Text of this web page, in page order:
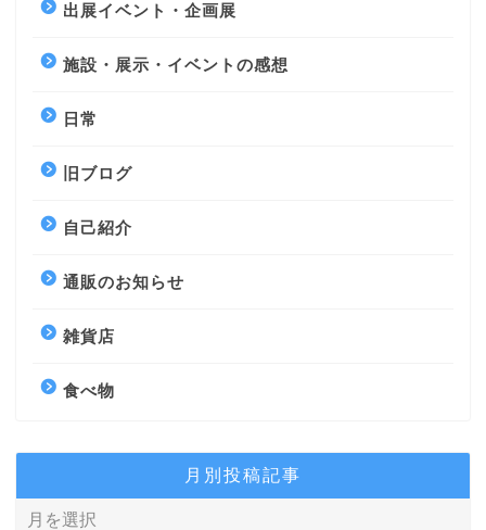
出展イベント・企画展
施設・展示・イベントの感想
日常
旧ブログ
自己紹介
通販のお知らせ
雑貨店
食べ物
月別投稿記事